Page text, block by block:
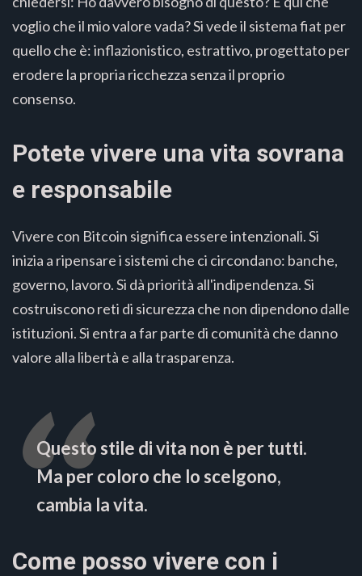
voglio che il mio valore vada? Si vede il sistema fiat per
quello che è: inflazionistico, estrattivo, progettato per
erodere la propria ricchezza senza il proprio
consenso.
Potete vivere una vita sovrana
e responsabile
Vivere con Bitcoin significa essere intenzionali. Si
inizia a ripensare i sistemi che ci circondano: banche,
governo, lavoro. Si dà priorità all'indipendenza. Si
costruiscono reti di sicurezza che non dipendono dalle
istituzioni. Si entra a far parte di comunità che danno
valore alla libertà e alla trasparenza.
Questo stile di vita non è per tutti.
Ma per coloro che lo scelgono,
cambia la vita.
Come posso vivere con i